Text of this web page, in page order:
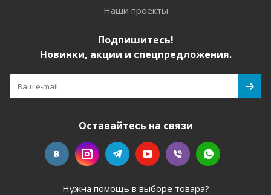
Наши проекты
Подпишитесь!
Новинки, акции и спецпредложения.
Оставайтесь на связи
Нужна помощь в выборе товара?